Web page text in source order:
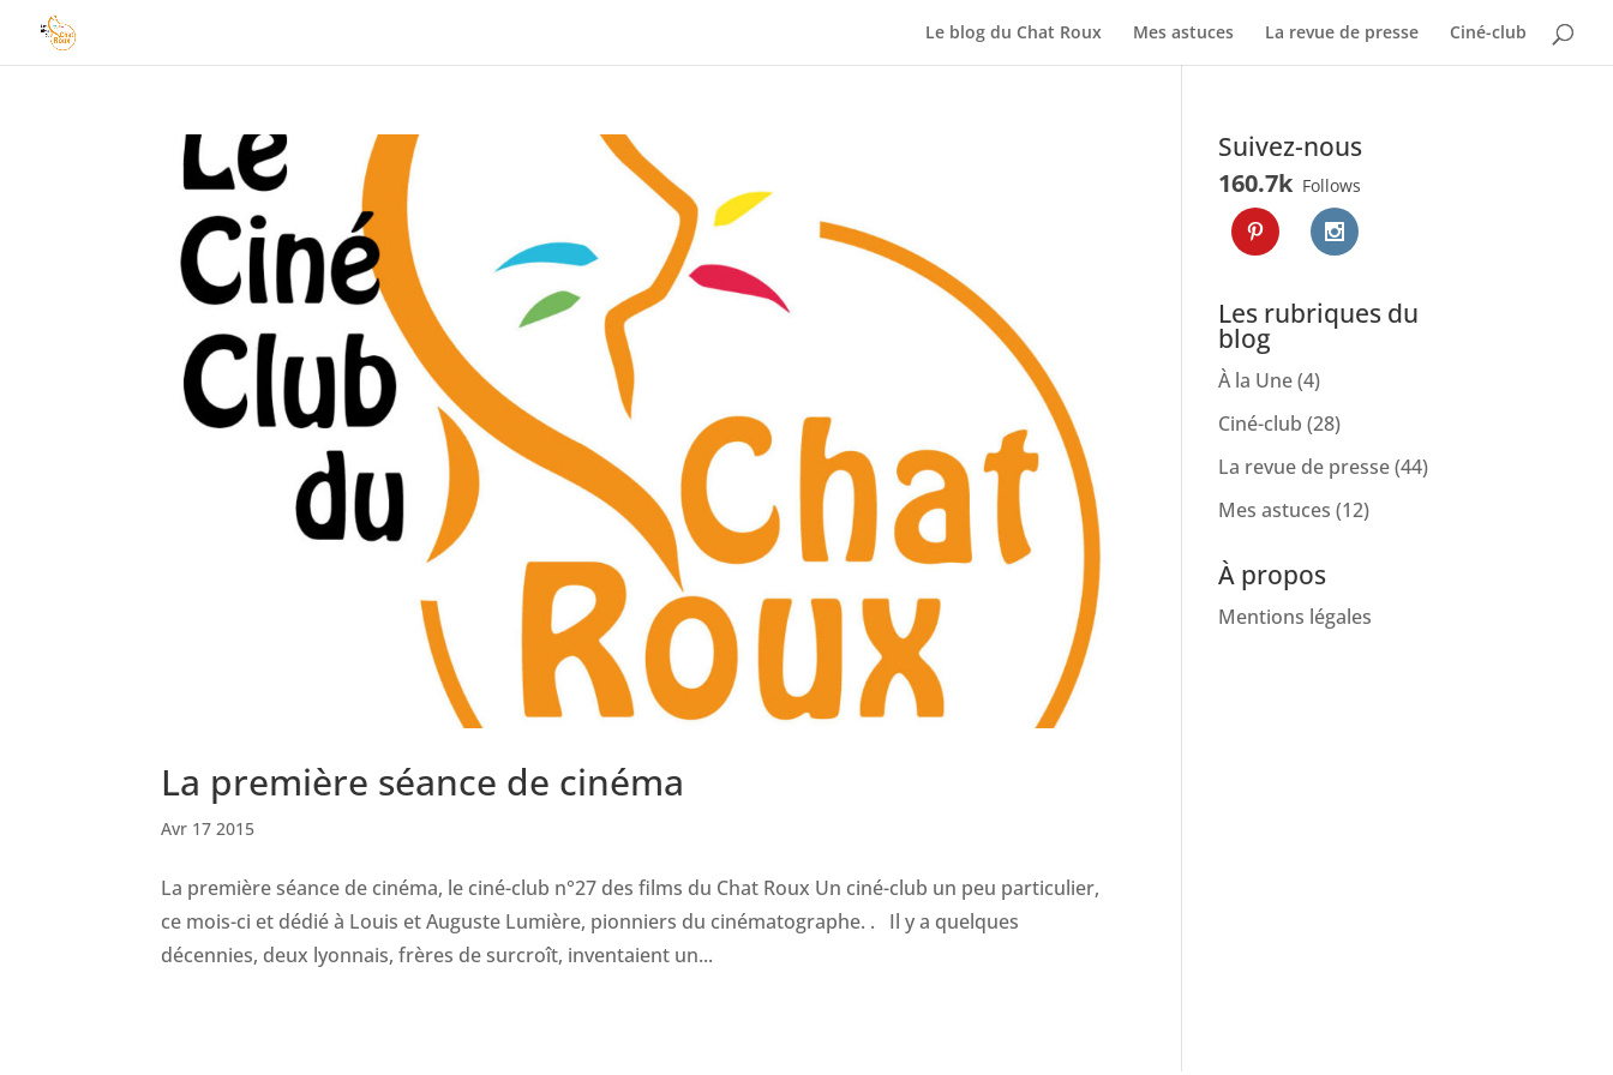
Le blog du Chat Roux Mes astuces La revue de presse Ciné-club
La première séance de cinéma
Avr 17 2015
La première séance de cinéma, le ciné-club n°27 des films du Chat Roux Un ciné-club un peu particulier,
ce mois-ci et dédié à Louis et Auguste Lumière, pionniers du cinématographe. . Il y a quelques
décennies, deux lyonnais, frères de surcroît, inventaient un...
Suivez-nous
160.7k Follows
Les rubriques du
blog
À la Une(4)
Ciné-club (28)
La revue de presse(44)
Mes astuces (12)
À propos
Mentions légales